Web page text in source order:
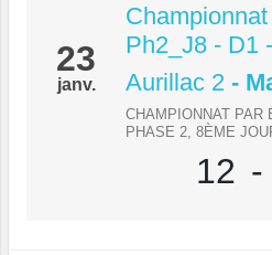
23
janv.
Ph2_J8 - D1
Aurillac 2 -
CHAMPIONNAT PAR
PHASE 2, 8ÈME
12 -